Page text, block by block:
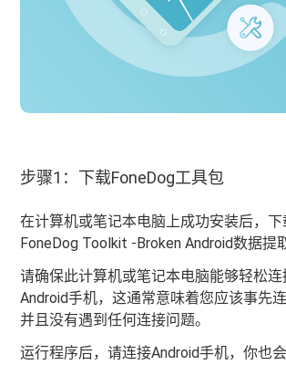
步骤1：下载FoneDog工具包
在计算机或笔记本电脑上成功安装后，
FoneDog Toolkit -Broken Android数据提
请确保此计算机或笔记本电脑能够轻松连
Android手机，这通常意味着您应该事先
并且没有遇到任何连接问题。
运行程序后，请连接Android手机，你也